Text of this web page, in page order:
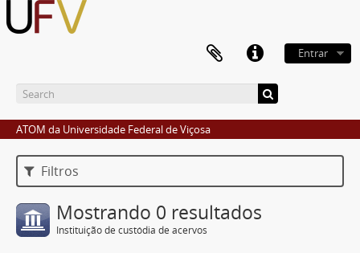
Entrar
ATOM da Universidade Federal de Viçosa
Filtros
Mostrando 0 resultados
Instituição de custódia de acervos